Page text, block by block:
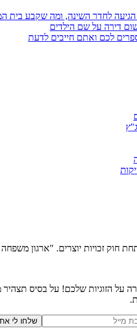
לחדר השינה, ומה שקבע בית
דירה על שם הילדים
לכם ואתם חייבים לדעת
חוק זכויות יוצרים. "ארגון
הזוגיות שלכם! על בסיס תצהיר